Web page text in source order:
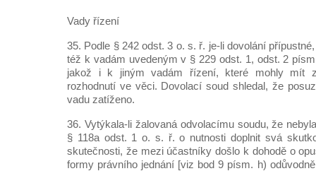
Vady řízení
35. Podle § 242 odst. 3 o. s. ř. je-li dovolání
též k vadám uvedeným v § 229 odst. 1, odst. 2
jakož i k jiným vadám řízení, které mohly mít
rozhodnutí ve věci. Dovolací soud shledal, že
vadu zatíženo.
36. Vytýkala-li žalovaná odvolacímu soudu, že
§ 118a odst. 1 o. s. ř. o nutnosti doplnit svá
skutečnosti, že mezi účastníky došlo k dohodě o
formy právního jednání [viz bod 9 písm. h)